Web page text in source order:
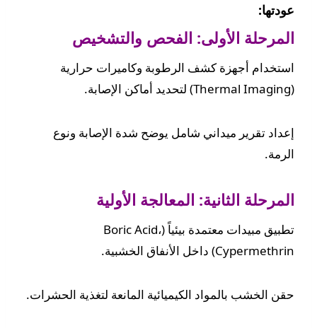
عودتها:
المرحلة الأولى: الفحص والتشخيص
استخدام أجهزة كشف الرطوبة وكاميرات حرارية
(Thermal Imaging) لتحديد أماكن الإصابة.
إعداد تقرير ميداني شامل يوضح شدة الإصابة ونوع
الرمة.
المرحلة الثانية: المعالجة الأولية
تطبيق مبيدات معتمدة بيئياً (Boric Acid،
Cypermethrin) داخل الأنفاق الخشبية.
حقن الخشب بالمواد الكيميائية المانعة لتغذية الحشرات.